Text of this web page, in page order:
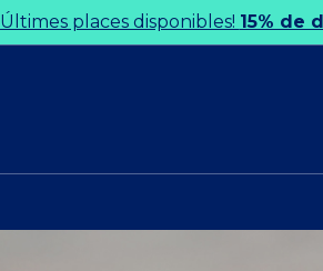
Últimes places disponibles! 15% de